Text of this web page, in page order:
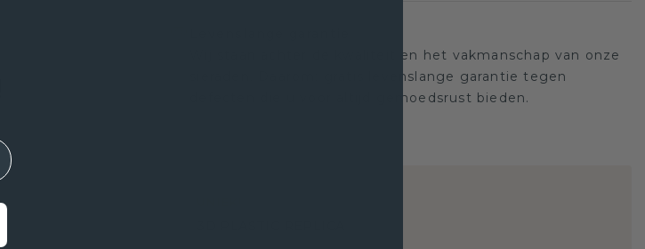
Wij staan achter de kwaliteit en het vakmanschap van onze
sieraden. Daarom: gratis levenslange garantie tegen
defecten die u voor altijd gemoedsrust bieden.